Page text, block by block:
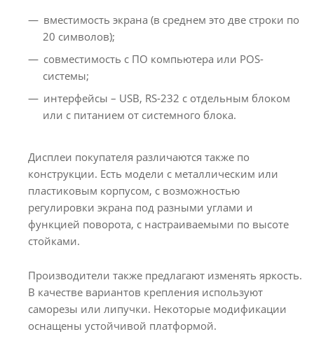
вместимость экрана (в среднем это две строки по
20 символов);
совместимость с ПО компьютера или POS-
системы;
интерфейсы – USB, RS-232 с отдельным блоком
или с питанием от системного блока.
Дисплеи покупателя различаются также по
конструкции. Есть модели с металлическим или
пластиковым корпусом, с возможностью
регулировки экрана под разными углами и
функцией поворота, с настраиваемыми по высоте
стойками.
Производители также предлагают изменять яркость.
В качестве вариантов крепления используют
саморезы или липучки. Некоторые модификации
оснащены устойчивой платформой.